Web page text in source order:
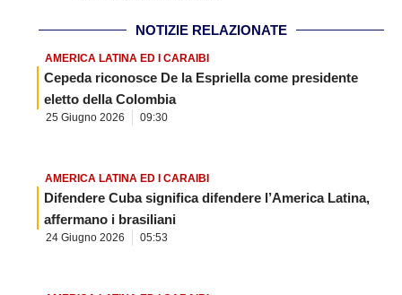
NOTIZIE RELAZIONATE
AMERICA LATINA ED I CARAIBI
Cepeda riconosce De la Espriella come presidente
eletto della Colombia
25 Giugno 2026 09:30
AMERICA LATINA ED I CARAIBI
Difendere Cuba significa difendere l’America Latina,
affermano i brasiliani
24 Giugno 2026 05:53